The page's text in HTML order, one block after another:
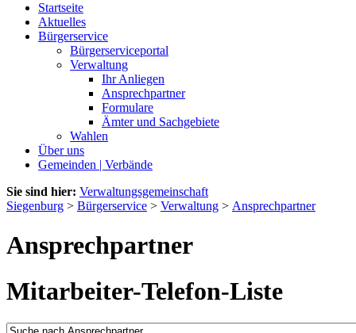
Startseite
Aktuelles
Bürgerservice
Bürgerserviceportal
Verwaltung
Ihr Anliegen
Ansprechpartner
Formulare
Ämter und Sachgebiete
Wahlen
Über uns
Gemeinden | Verbände
Sie sind hier: Verwaltungsgemeinschaft
Siegenburg > Bürgerservice > Verwaltung > Ansprechpartner
Ansprechpartner
Mitarbeiter-Telefon-Liste